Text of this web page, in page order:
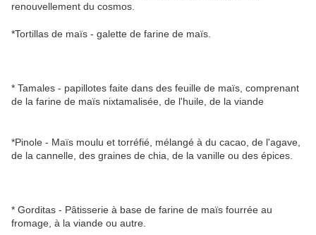
renouvellement du cosmos.
*Tortillas de maïs - galette de farine de maïs.
* Tamales - papillotes faite dans des feuille de maïs, comprenant
de la farine de maïs nixtamalisée, de l'huile, de la viande
*Pinole - Maïs moulu et torréfié, mélangé à du cacao, de l'agave,
de la cannelle, des graines de chia, de la vanille ou des épices.
* Gorditas - Pâtisserie à base de farine de maïs fourrée au
fromage, à la viande ou autre.